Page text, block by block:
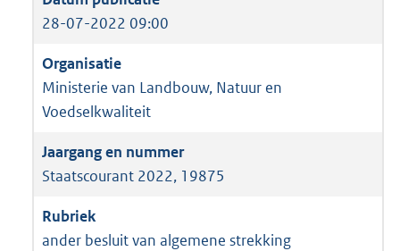
28-07-2022 09:00
Ministerie van Landbouw, Natuur en
Voedselkwaliteit
Staatscourant 2022, 19875
ander besluit van algemene strekking